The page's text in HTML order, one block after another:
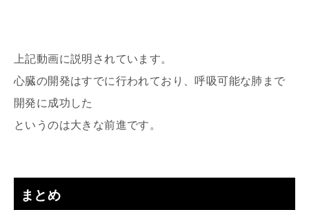
上記動画に説明されています。
心臓の開発はすでに行われており、呼吸可能な肺まで
開発に成功した
というのは大きな前進です。
まとめ